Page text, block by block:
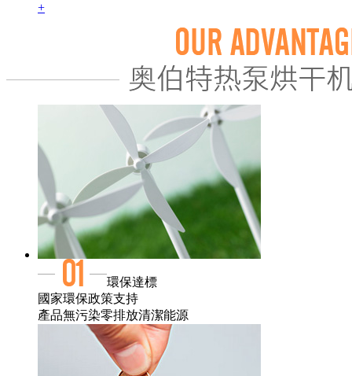
+
環保達標
國家環保政策支持
產品無污染零排放清潔能源